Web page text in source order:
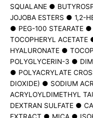
SQUALANE ●
JOJOBA ESTERS ● 1,2-
● PEG-100 STEARATE ●
TOCOPHERYL
HYALURONATE ●
POLYGLYCERIN-3 ●
● POLYACRYLATE
DIOXIDE) ● SODIUM
ACRYLOYLDIMETHYL
DEXTRAN SULFATE ●
EXTRACT ● MICA ●